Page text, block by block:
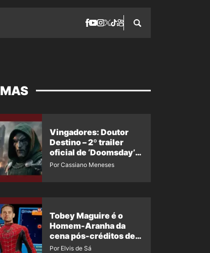
Vingadores: Doutor
Destino – 2º trailer
oficial de ‘Doomsday’
ganha nova data para
Por Cassiano Meneses
Tobey Maguire é o
Homem-Aranha da
cena pós-créditos de
Um Novo Dia?
Por Elvis de Sá